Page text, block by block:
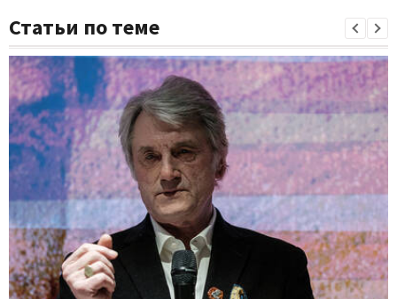
Статьи по теме